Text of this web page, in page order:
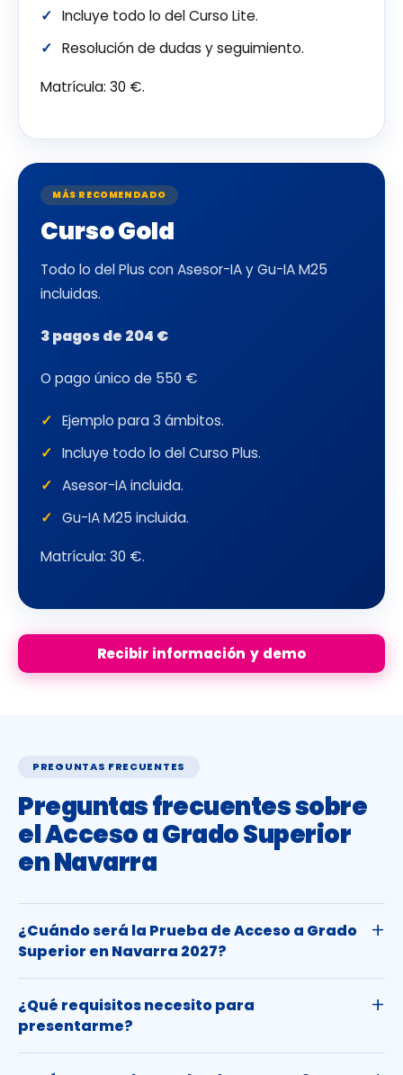
Incluye todo lo del Curso Lite.
Resolución de dudas y seguimiento.
Matrícula: 30 €.
MÁS RECOMENDADO
Curso Gold
Todo lo del Plus con Asesor-IA y Gu-IA M25
incluidas.
3 pagos de 204 €
O pago único de 550 €
Ejemplo para 3 ámbitos.
Incluye todo lo del Curso Plus.
Asesor-IA incluida.
Gu-IA M25 incluida.
Matrícula: 30 €.
Recibir información y demo
PREGUNTAS FRECUENTES
Preguntas frecuentes sobre
el Acceso a Grado Superior
en Navarra
¿Cuándo será la Prueba de Acceso a Grado
Superior en Navarra 2027?
¿Qué requisitos necesito para
presentarme?